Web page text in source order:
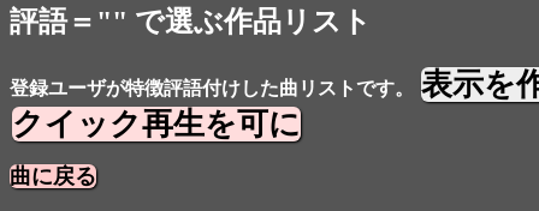
評語＝"" で選ぶ作品リスト
登録ユーザが特徴評語付けした曲リストです。
表示を
クイック再生を可に
曲に戻る